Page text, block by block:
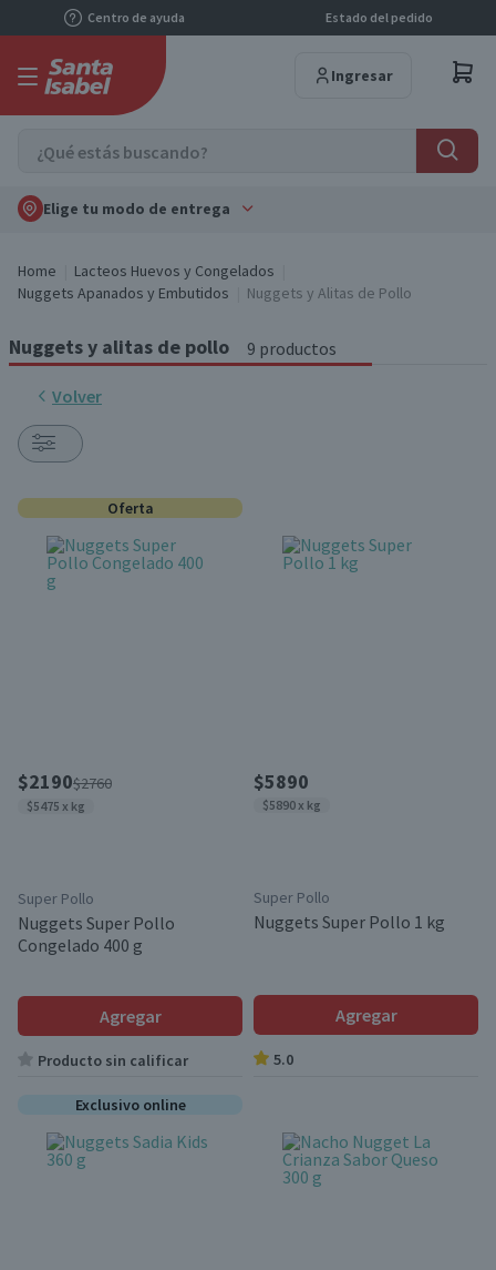
Centro de ayuda Estado del pedido
Ingresar
Elige tu modo de entrega
Home
Lacteos Huevos y Congelados
Nuggets Apanados y Embutidos
Nuggets y Alitas de Pollo
Nuggets y alitas de pollo 9 productos
Volver
Oferta
$2190$2760
$5475 x kg
Super Pollo
Nuggets Super Pollo
Congelado 400 g
Agregar
Producto sin calificar
$5890
$5890 x kg
Super Pollo
Nuggets Super Pollo 1 kg
Agregar
5.0
Exclusivo online